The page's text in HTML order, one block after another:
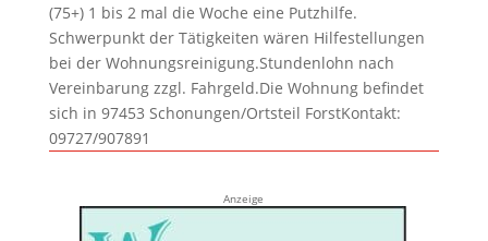
(75+) 1 bis 2 mal die Woche eine Putzhilfe.
Schwerpunkt der Tätigkeiten wären Hilfestellungen
bei der Wohnungsreinigung.Stundenlohn nach
Vereinbarung zzgl. Fahrgeld.Die Wohnung befindet
sich in 97453 Schonungen/Ortsteil ForstKontakt:
09727/907891
Anzeige